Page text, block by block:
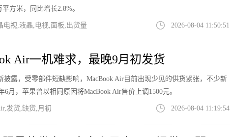
方米，同比增长2.8%。
电视,液晶,电视,面板,出货量 2026-08-04 11:50:51
Air一机难求，最晚9月初发货
披露，受零部件短缺影响，MacBook Air目前出现少见的供货紧张，不少新
月，苹果曾以相同原因将MacBook Air售价上调1500元。
发货,缺货,月初 2026-08-04 11:19:54